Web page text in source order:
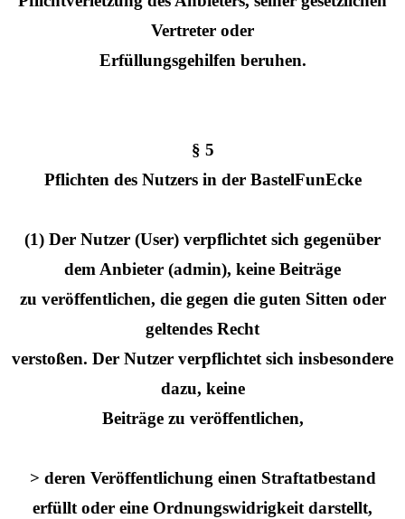
Vertreter oder
Erfüllungsgehilfen beruhen.
§ 5
Pflichten des Nutzers in der BastelFunEcke
(1) Der Nutzer (User) verpflichtet sich gegenüber
dem Anbieter (admin), keine Beiträge
zu veröffentlichen, die gegen die guten Sitten oder
geltendes Recht
verstoßen. Der Nutzer verpflichtet sich insbesondere
dazu, keine
Beiträge zu veröffentlichen,
> deren Veröffentlichung einen Straftatbestand
erfüllt oder eine Ordnungswidrigkeit darstellt,